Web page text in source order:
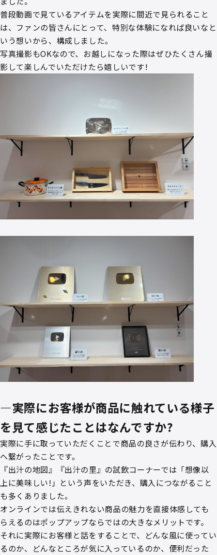
普段動画で見ているアイテムを実際に間近で見られること
は、ファンの皆さんにとって、特別な体験になれば良いなと
いう想いから、構成しました。
写真撮影もOKなので、お越しになった際はぜひたくさん撮
影して楽しんでいただけたら嬉しいです!
—実際にお客様が商品に触れている様子
を見て感じたことはなんですか?
実際に手に取っていただくことで商品の良さが伝わり、購入
へ繋がったことです。
『出汁の地図』『出汁の里』の試飲コーナーでは「想像以
上に美味しい!」という声をいただき、購入につながること
も多くありました。
オンラインでは伝えきれない商品の魅力を直接体感しても
らえるのはポップアップならではの大きなメリットです。
それに実際にお客様と話をすることで、どんな風に使ってい
るのか、どんなところが気に入っているのか、便利だった